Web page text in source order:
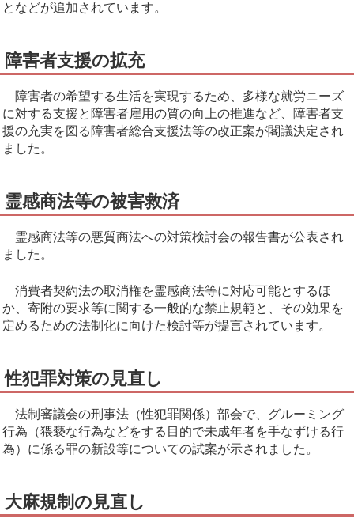
となどが追加されています。
障害者支援の拡充
障害者の希望する生活を実現するため、多様な就労ニーズ
に対する支援と障害者雇用の質の向上の推進など、障害者支
援の充実を図る障害者総合支援法等の改正案が閣議決定され
ました。
霊感商法等の被害救済
霊感商法等の悪質商法への対策検討会の報告書が公表され
ました。
消費者契約法の取消権を霊感商法等に対応可能とするほ
か、寄附の要求等に関する一般的な禁止規範と、その効果を
定めるための法制化に向けた検討等が提言されています。
性犯罪対策の見直し
法制審議会の刑事法（性犯罪関係）部会で、グルーミング
行為（猥褻な行為などをする目的で未成年者を手なずける行
為）に係る罪の新設等についての試案が示されました。
大麻規制の見直し